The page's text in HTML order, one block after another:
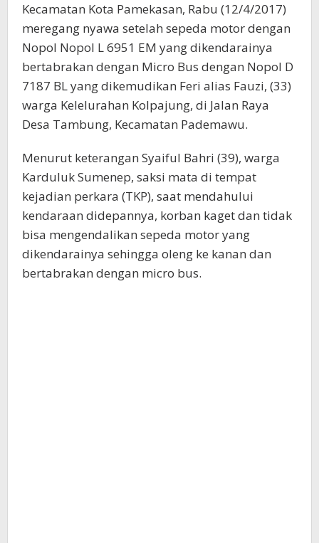
Kecamatan Kota Pamekasan, Rabu (12/4/2017)
meregang nyawa setelah sepeda motor dengan
Nopol Nopol L 6951 EM yang dikendarainya
bertabrakan dengan Micro Bus dengan Nopol D
7187 BL yang dikemudikan Feri alias Fauzi, (33)
warga Kelelurahan Kolpajung, di Jalan Raya
Desa Tambung, Kecamatan Pademawu.
Menurut keterangan Syaiful Bahri (39), warga
Karduluk Sumenep, saksi mata di tempat
kejadian perkara (TKP), saat mendahului
kendaraan didepannya, korban kaget dan tidak
bisa mengendalikan sepeda motor yang
dikendarainya sehingga oleng ke kanan dan
bertabrakan dengan micro bus.